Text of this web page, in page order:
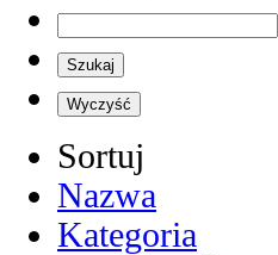
Sortuj
Nazwa
Kategoria